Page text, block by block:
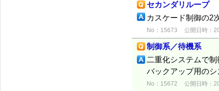
セカンダリループ
カスケード制御の2
No：15673 公開日時：
制御系／待機系
二重化システムで
バックアップ用の
No：15672 公開日時：